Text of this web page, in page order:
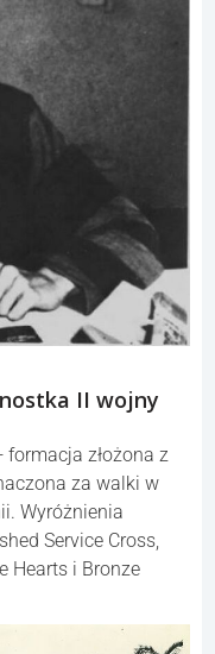
II wojny
złożona z
za walki w
Wyróżnienia
Service Cross,
Hearts i Bronze